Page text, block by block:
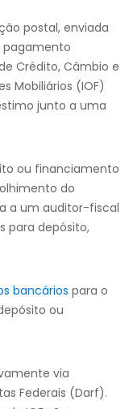
postal, enviada
pagamento
Crédito, Câmbio e
Mobiliários (IOF)
junto a uma
ou financiamento
do
a um auditor-fiscal
para depósito,
bancários para o
ou
via
Federais (Darf).